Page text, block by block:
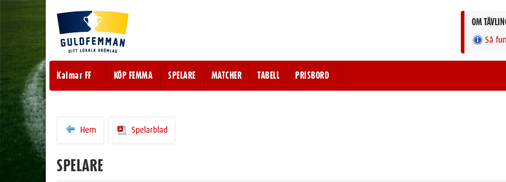
OM
Så
Kalmar FF KÖP FEMMA SPELARE MATCHER TABELL PRISBORD
Hem Spelarblad
SPELARE